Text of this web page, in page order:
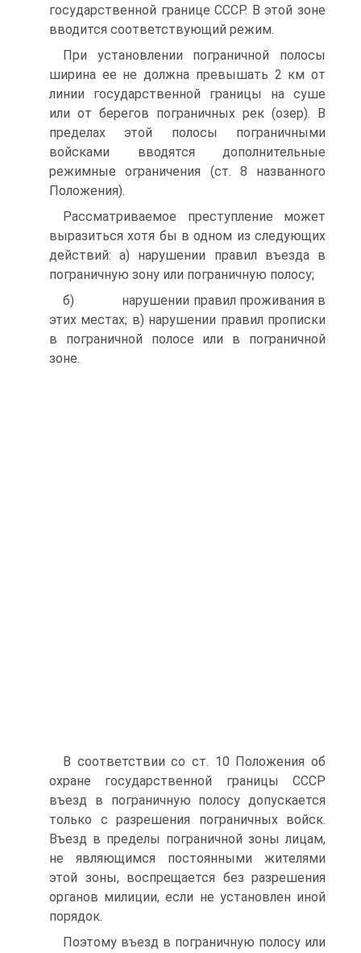
государственной границе СССР. В этой зоне
вводится соответствующий режим.
При установлении пограничной полосы
ширина ее не должна превышать 2 км от
линии государственной границы на суше
или от берегов пограничных рек (озер). В
пределах этой полосы пограничными
войсками вводятся дополнительные
режимные ограничения (ст. 8 названного
Положения).
Рассматриваемое преступление может
выразиться хотя бы в одном из следующих
действий: а) нарушении правил въезда в
пограничную зону или пограничную полосу;
б) нарушении правил проживания в
этих местах; в) нарушении правил прописки
в пограничной полосе или в пограничной
зоне.
В соответствии со ст. 10 Положения об
охране государственной границы СССР
въезд в пограничную полосу допускается
только с разрешения пограничных войск.
Въезд в пределы пограничной зоны лицам,
не являющимся постоянными жителями
этой зоны, воспрещается без разрешения
органов милиции, если не установлен иной
порядок.
Поэтому въезд в пограничную полосу или